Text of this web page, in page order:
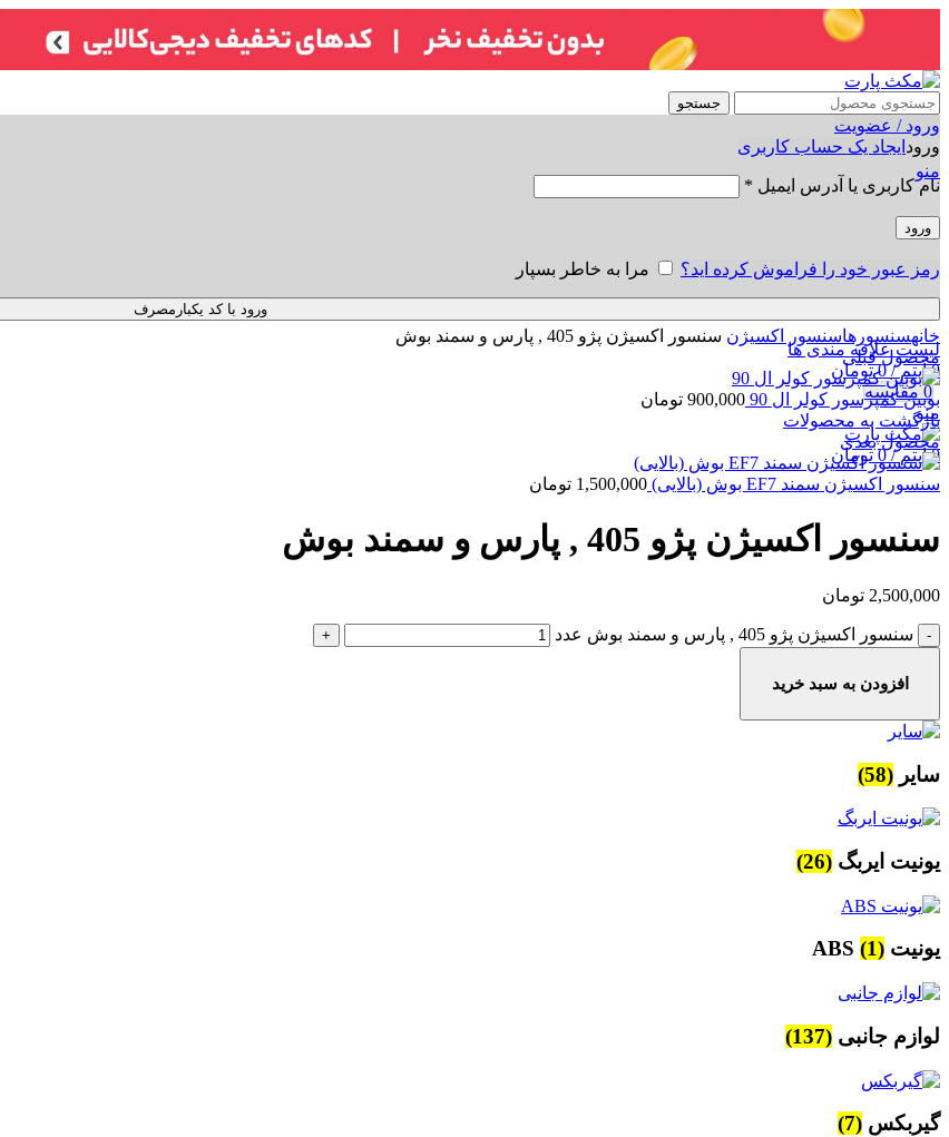
جستجو
ورود / عضویت
ورود ایجاد یک حساب کاربری
نام کاربری یا آدرس ایمیل *
ورود
رمز عبور خود را فراموش کرده اید؟ مرا به خاطر بسپار
ورود با کد یکبارمصرف
لیست علاقه مندی ها
0 آیتم /
0 تومان
0 مقایسه
منو
0 آیتم /
0 تومان
منو
برای بزرگنمایی کلیک کنید
خانهسنسورهاسنسور اکسیژن سنسور اکسیژن پژو 405 , پارس و سمند بوش
محصول قبلی
بوبین کمپرسور کولر ال 90 900,000 تومان
بازگشت به محصولات
محصول بعدی
سنسور اکسیژن سمند EF7 بوش (بالایی) 1,500,000 تومان
سنسور اکسیژن پژو 405 , پارس و سمند بوش
2,500,000 تومان
سنسور اکسیژن پژو 405 , پارس و سمند بوش عدد
افزودن به سبد خرید
سایر (58)
یونیت ایربگ (26)
یونیت ABS (1)
لوازم جانبی (137)
گیربکس (7)